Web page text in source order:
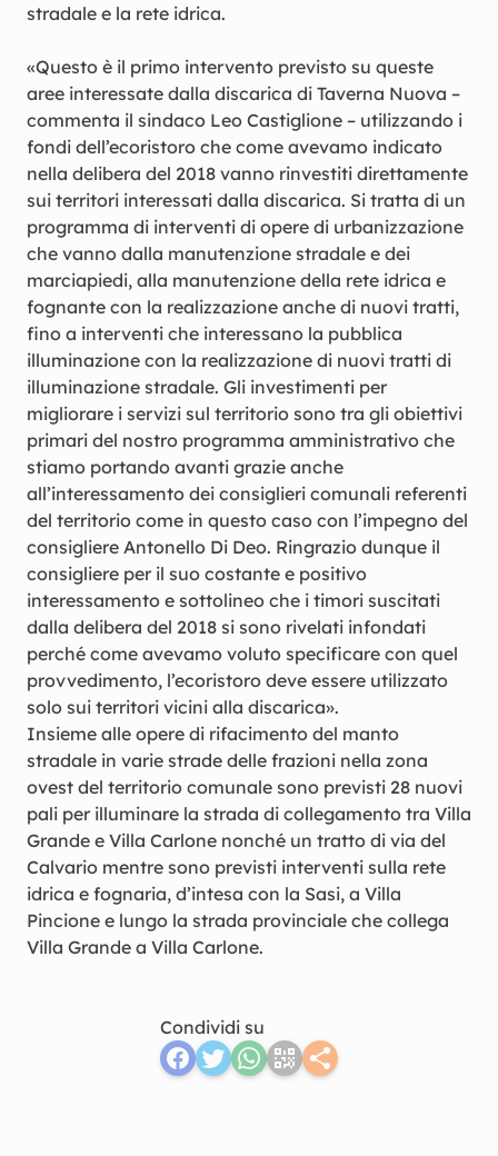
stradale e la rete idrica.
«Questo è il primo intervento previsto su queste
aree interessate dalla discarica di Taverna Nuova –
commenta il sindaco Leo Castiglione – utilizzando i
fondi dell’ecoristoro che come avevamo indicato
nella delibera del 2018 vanno rinvestiti direttamente
sui territori interessati dalla discarica. Si tratta di un
programma di interventi di opere di urbanizzazione
che vanno dalla manutenzione stradale e dei
marciapiedi, alla manutenzione della rete idrica e
fognante con la realizzazione anche di nuovi tratti,
fino a interventi che interessano la pubblica
illuminazione con la realizzazione di nuovi tratti di
illuminazione stradale. Gli investimenti per
migliorare i servizi sul territorio sono tra gli obiettivi
primari del nostro programma amministrativo che
stiamo portando avanti grazie anche
all’interessamento dei consiglieri comunali referenti
del territorio come in questo caso con l’impegno del
consigliere Antonello Di Deo. Ringrazio dunque il
consigliere per il suo costante e positivo
interessamento e sottolineo che i timori suscitati
dalla delibera del 2018 si sono rivelati infondati
perché come avevamo voluto specificare con quel
provvedimento, l’ecoristoro deve essere utilizzato
solo sui territori vicini alla discarica».
Insieme alle opere di rifacimento del manto
stradale in varie strade delle frazioni nella zona
ovest del territorio comunale sono previsti 28 nuovi
pali per illuminare la strada di collegamento tra Villa
Grande e Villa Carlone nonché un tratto di via del
Calvario mentre sono previsti interventi sulla rete
idrica e fognaria, d’intesa con la Sasi, a Villa
Pincione e lungo la strada provinciale che collega
Villa Grande a Villa Carlone.
Condividi su